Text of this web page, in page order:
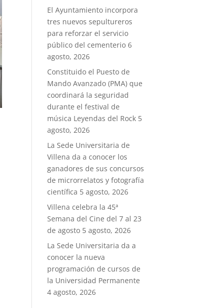
El Ayuntamiento incorpora
tres nuevos sepultureros
para reforzar el servicio
público del cementerio 6
agosto, 2026
Constituido el Puesto de
Mando Avanzado (PMA) que
coordinará la seguridad
durante el festival de
música Leyendas del Rock 5
agosto, 2026
La Sede Universitaria de
Villena da a conocer los
ganadores de sus concursos
de microrrelatos y fotografía
científica 5 agosto, 2026
Villena celebra la 45ª
Semana del Cine del 7 al 23
de agosto 5 agosto, 2026
La Sede Universitaria da a
conocer la nueva
programación de cursos de
la Universidad Permanente
4 agosto, 2026